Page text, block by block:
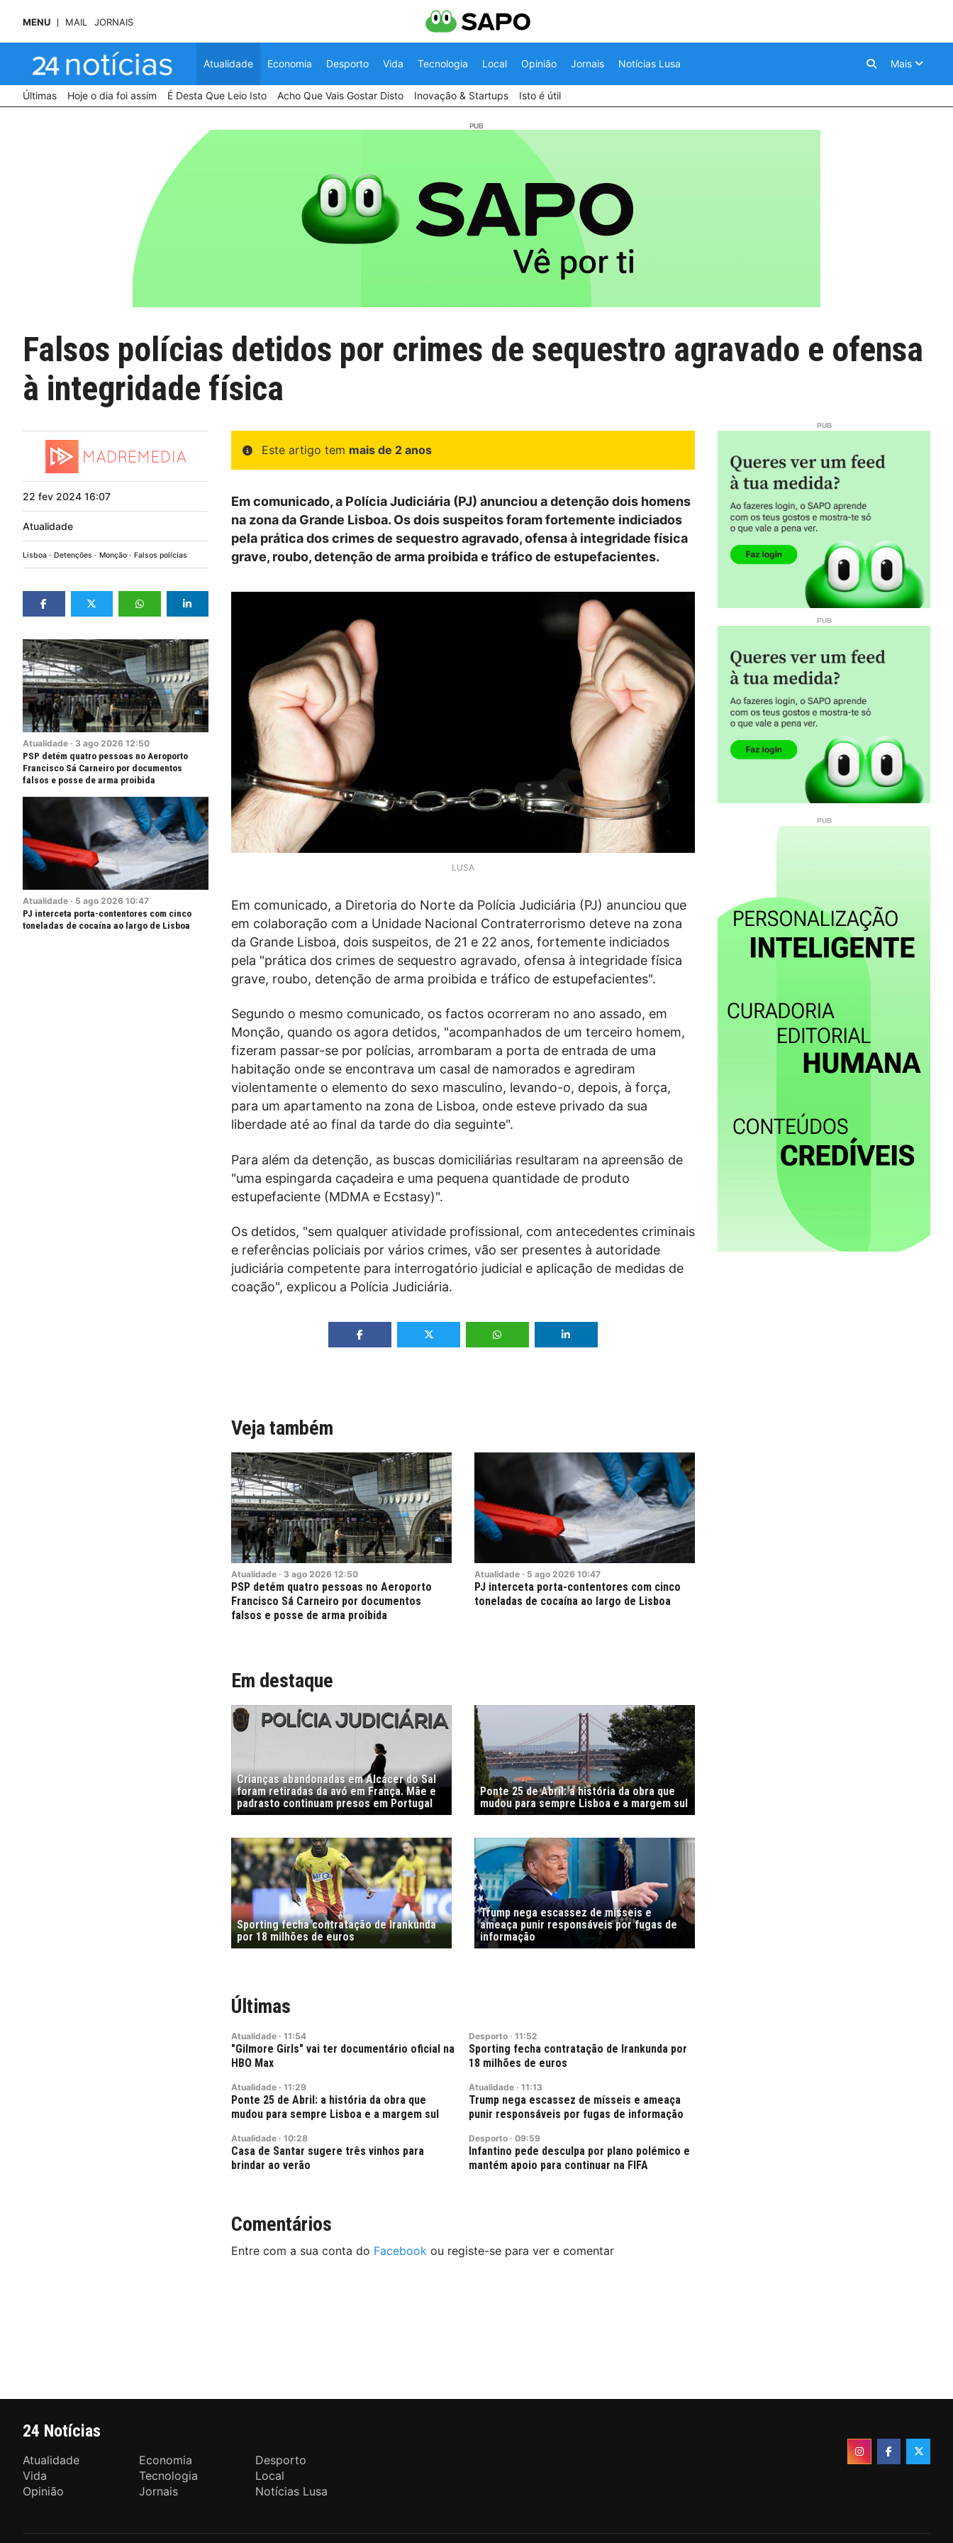
MENU MAIL JORNAIS
Atualidade Economia Desporto Vida Tecnologia Local Opinião Jornais Notícias Lusa Mais
Últimas Hoje o dia foi assim É Desta Que Leio Isto Acho Que Vais Gostar Disto Inovação & Startups Isto é útil
Falsos polícias detidos por crimes de sequestro agravado e ofensa
à integridade física
22 fev 2024 16:07
Atualidade
Lisboa Detenções Monção Falsos polícias
Atualidade · 3 ago 2026 12:50
PSP detém quatro pessoas no Aeroporto
Francisco Sá Carneiro por documentos
falsos e posse de arma proibida
Atualidade · 5 ago 2026 10:47
PJ interceta porta-contentores com cinco
toneladas de cocaína ao largo de Lisboa
Este artigo tem mais de 2 anos
Em comunicado, a Polícia Judiciária (PJ) anunciou a detenção dois homens
na zona da Grande Lisboa. Os dois suspeitos foram fortemente indiciados
pela prática dos crimes de sequestro agravado, ofensa à integridade física
grave, roubo, detenção de arma proibida e tráfico de estupefacientes.
LUSA
Em comunicado, a Diretoria do Norte da Polícia Judiciária (PJ) anunciou que
em colaboração com a Unidade Nacional Contraterrorismo deteve na zona
da Grande Lisboa, dois suspeitos, de 21 e 22 anos, fortemente indiciados
pela "prática dos crimes de sequestro agravado, ofensa à integridade física
grave, roubo, detenção de arma proibida e tráfico de estupefacientes".
Segundo o mesmo comunicado, os factos ocorreram no ano assado, em
Monção, quando os agora detidos, "acompanhados de um terceiro homem,
fizeram passar-se por polícias, arrombaram a porta de entrada de uma
habitação onde se encontrava um casal de namorados e agrediram
violentamente o elemento do sexo masculino, levando-o, depois, à força,
para um apartamento na zona de Lisboa, onde esteve privado da sua
liberdade até ao final da tarde do dia seguinte".
Para além da detenção, as buscas domiciliárias resultaram na apreensão de
"uma espingarda caçadeira e uma pequena quantidade de produto
estupefaciente (MDMA e Ecstasy)".
Os detidos, "sem qualquer atividade profissional, com antecedentes criminais
e referências policiais por vários crimes, vão ser presentes à autoridade
judiciária competente para interrogatório judicial e aplicação de medidas de
coação", explicou a Polícia Judiciária.
Veja também
Atualidade · 3 ago 2026 12:50
PSP detém quatro pessoas no Aeroporto
Francisco Sá Carneiro por documentos
falsos e posse de arma proibida
Atualidade · 5 ago 2026 10:47
PJ interceta porta-contentores com cinco
toneladas de cocaína ao largo de Lisboa
Em destaque
Crianças abandonadas em Alcácer do Sal
foram retiradas da avó em França. Mãe e
padrasto continuam presos em Portugal
Ponte 25 de Abril: a história da obra que
mudou para sempre Lisboa e a margem sul
Sporting fecha contratação de Irankunda
por 18 milhões de euros
Trump nega escassez de mísseis e
ameaça punir responsáveis por fugas de
informação
Últimas
Atualidade · 11:54
"Gilmore Girls" vai ter documentário oficial na
HBO Max
Desporto · 11:52
Sporting fecha contratação de Irankunda por
18 milhões de euros
Atualidade · 11:29
Ponte 25 de Abril: a história da obra que
mudou para sempre Lisboa e a margem sul
Atualidade · 11:13
Trump nega escassez de mísseis e ameaça
punir responsáveis por fugas de informação
Atualidade · 10:28
Casa de Santar sugere três vinhos para
brindar ao verão
Desporto · 09:59
Infantino pede desculpa por plano polémico e
mantém apoio para continuar na FIFA
Comentários
Entre com a sua conta do Facebook ou registe-se para ver e comentar
24 Notícias
Atualidade Economia
Desporto
Vida
Tecnologia
Local
Opinião
Jornais Notícias Lusa